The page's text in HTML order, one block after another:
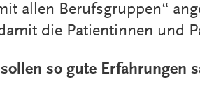
allen Berufsgruppen“
die Patientinnen und
so gute Erfahrungen